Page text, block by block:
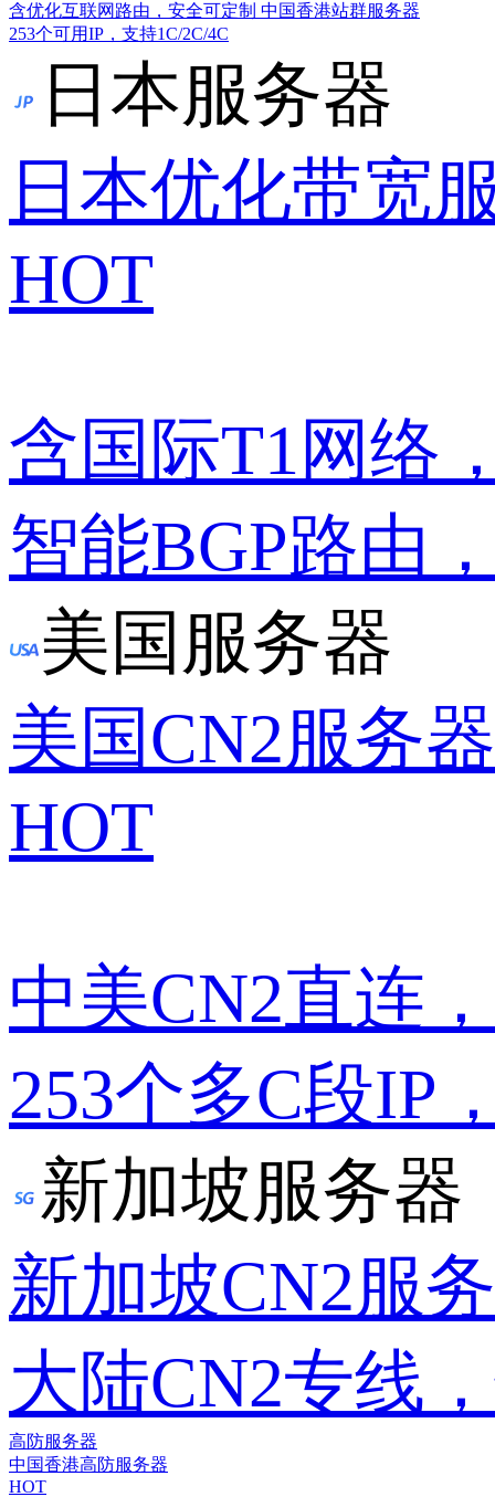
含优化互联网路由，安全可定制 中国香港站群服务器
253个可用IP，支持1C/2C/4C
日本服务器
日本优化带宽
HOT
含国际T1网络
智能BGP路由
美国服务器
美国CN2服务器
HOT
中美CN2直连
253个多C段IP
新加坡服务器
新加坡CN2服
大陆CN2专线
高防服务器
中国香港高防服务器
HOT